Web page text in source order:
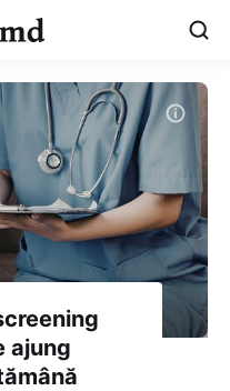
ajung